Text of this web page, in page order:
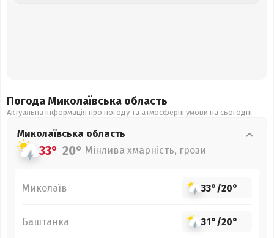
Погода Миколаївська область
Актуальна інформація про погоду та атмосферні умови на сьогодні
Миколаївська область
33° 20° Мінлива хмарність, грози
Миколаїв 33°/20°
Баштанка 31°/20°